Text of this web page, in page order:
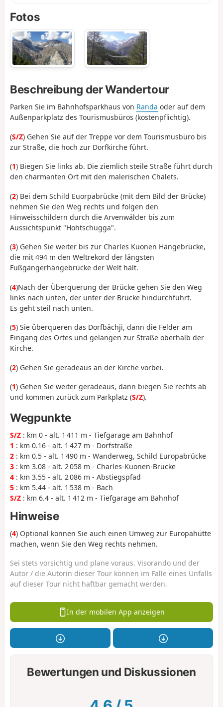
Fotos
Beschreibung der Wandertour
Parken Sie im Bahnhofsparkhaus von Randa oder auf dem
Außenparkplatz des Tourismusbüros (kostenpflichtig).
(S/Z) Gehen Sie auf der Treppe vor dem Tourismusbüro bis
zur Straße, die hoch zur Dorfkirche führt.
(1) Biegen Sie links ab. Die ziemlich steile Straße führt durch
den charmanten Ort mit den malerischen Chalets.
(2) Bei dem Schild Euorpabrücke (mit dem Bild der Brücke)
nehmen Sie den Weg rechts und folgen den
Hinweisschildern durch die Arvenwälder bis zum
Aussichtspunkt "Hohtschugga".
(3) Gehen Sie weiter bis zur Charles Kuonen Hängebrücke,
die mit 494 m den Weltrekord der längsten
Fußgängerhängebrücke der Welt hält.
(4)Nach der Überquerung der Brücke gehen Sie den Weg
links nach unten, der unter der Brücke hindurchführt.
Es geht steil nach unten.
(5) Sie überqueren das Dorfbächji, dann die Felder am
Eingang des Ortes und gelangen zur Straße oberhalb der
Kirche.
(2) Gehen Sie geradeaus an der Kirche vorbei.
(1) Gehen Sie weiter geradeaus, dann biegen Sie rechts ab
und kommen zurück zum Parkplatz (S/Z).
Wegpunkte
S/Z : km 0 - alt. 1 411 m - Tiefgarage am Bahnhof
1 : km 0.16 - alt. 1 427 m - Dorfstraße
2 : km 0.5 - alt. 1 490 m - Wanderweg, Schild Europabrücke
3 : km 3.08 - alt. 2 058 m - Charles-Kuonen-Brücke
4 : km 3.55 - alt. 2 086 m - Abstiegspfad
5 : km 5.44 - alt. 1 538 m - Bach
S/Z : km 6.4 - alt. 1 412 m - Tiefgarage am Bahnhof
Hinweise
(4) Optional können Sie auch einen Umweg zur Europahütte
machen, wenn Sie den Weg rechts nehmen.
Sei stets vorsichtig und plane voraus. Visorando und der
Autor / die Autorin dieser Tour können im Falle eines Unfalls
auf dieser Tour nicht haftbar gemacht werden.
In der mobilen App anzeigen
Bewertungen und Diskussionen